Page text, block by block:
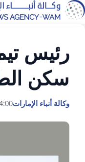
رئيس
سكن
وكالة أنباء الإمارات